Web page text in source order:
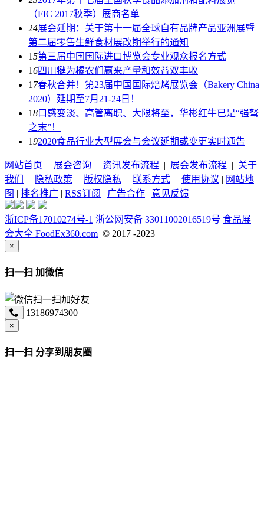
（FIC 2017秋季）展商名单
24展会延期：关于第十一届全球自有品牌产品亚洲展暨
第二届零售生鲜食材展改期举行的通知
15第三届中国国际进口博览会专业观众报名方式
16四川犍为橘农们赢来产量和效益双丰收
1 7春秋合并！第23届中国国际焙烤展览会（Bakery China
2020）延期至7月21-24日！
18口感变淡、高管离职、大限将至，华彬红牛已是“强弩
之末”！
192020食品行业大型展会与会议延期或变更实时通告
网站首页 | 展会咨询 | 资讯发布流程 | 展会发布流程 | 关于
我们
| 隐私政策 | 版权隐私 | 联系方式 | 使用协议 | 网站地
图 | 排名推广 | RSS订阅 | 广告合作 | 意见反馈
浙ICP备17010274号-1 浙公网安备 33011002016519号 食品展
会大全 FoodEx360.com © 2017 -2023
×
扫一扫 加微信
13186974300
×
扫一扫 分享到朋友圈